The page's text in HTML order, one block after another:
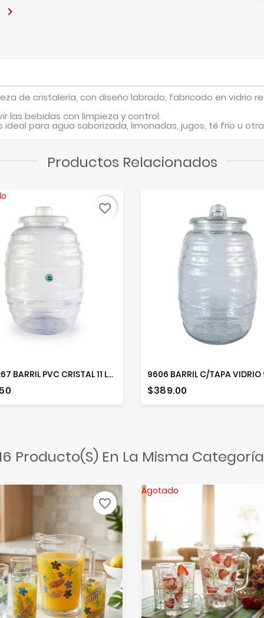

de cristalería, con diseño labrado, fabricado en
las bebidas con limpieza y control.
para agua saborizada, limonadas, jugos, té frío u
Productos Relacionados
G100267 BARRIL PVC CRISTAL 11 LTS. GENERICO
favorite_border
Precio
$389.00
Producto(s) En La Misma
favorite_border
Agotado